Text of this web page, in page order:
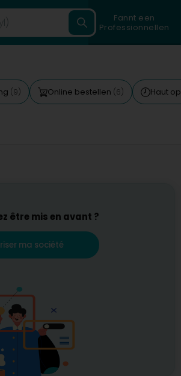
Fannt een
Professionnellen
(9) Online bestellen (6) Haut op
être mis en avant ?
ma société